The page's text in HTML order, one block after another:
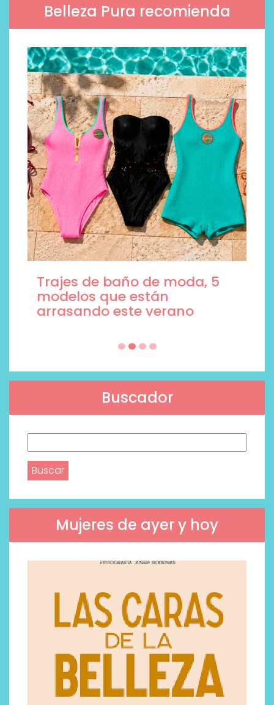
Belleza Pura recomienda
Trajes de baño de moda, 5
modelos que están
arrasando este verano
Buscador
Mujeres de ayer y hoy